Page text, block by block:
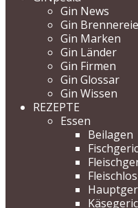
Gin News
Gin
Gin Marken
Gin Länder
Gin Firmen
Gin Glossar
Gin Wissen
REZEPTE
Essen
Beilagen
Fleischlos